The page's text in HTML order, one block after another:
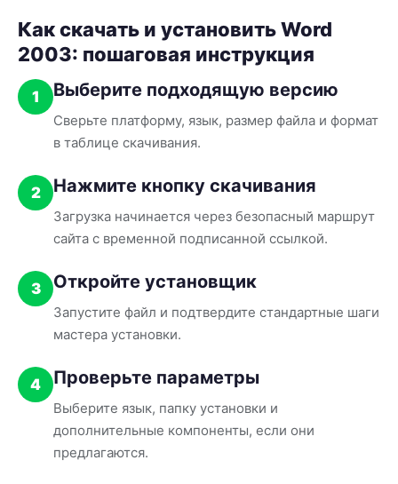
Как скачать и установить Word
2003: пошаговая инструкция
1 Выберите подходящую версию
Сверьте платформу, язык, размер файла и формат
в таблице скачивания.
2 Нажмите кнопку скачивания
Загрузка начинается через безопасный маршрут
сайта с временной подписанной ссылкой.
3 Откройте установщик
Запустите файл и подтвердите стандартные шаги
мастера установки.
4 Проверьте параметры
Выберите язык, папку установки и
дополнительные компоненты, если они
предлагаются.